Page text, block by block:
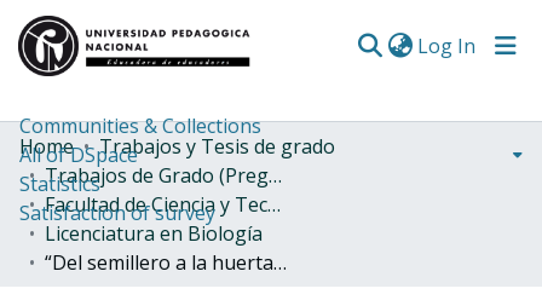
Log In
Communities & Collections
All of DSpace
Statistics
Satisfaction of survey
Home
Trabajos y Tesis de grado
Trabajos de Grado (Pregrado)
Facultad de Ciencia y Tecnología
Licenciatura en Biología
“Del semillero a la huerta de la vida” Propuesta didáctica basada en el Ciclo de Aprendizaje “7E” para fortalecer los conocimientos, vínculos y cuidados de las plantas desde una perspectiva de sustentabilidad en estudiantes de grado cuarto del ICAM-Ubaté.